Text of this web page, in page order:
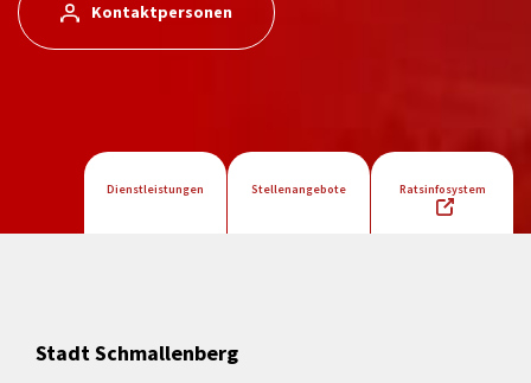
Kontaktpersonen
Dienstleistungen Stellenangebote Ratsinfosystem
Stadt Schmallenberg